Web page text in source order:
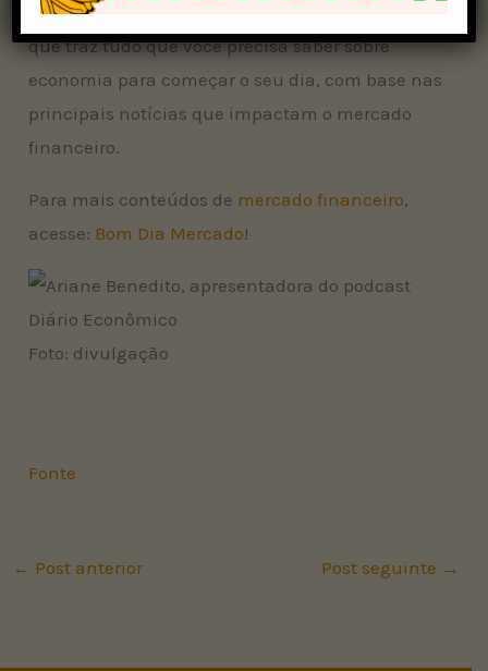
Ouça oDiário Econômico
que traz tudo que você precisa saber sobre
economia para começar o seu dia, com base nas
principais notícias que impactam o mercado
financeiro.
Para mais conteúdos de mercado financeiro,
acesse: Bom Dia Mercado!
Foto: divulgação
Fonte
← Post anterior Post seguinte →